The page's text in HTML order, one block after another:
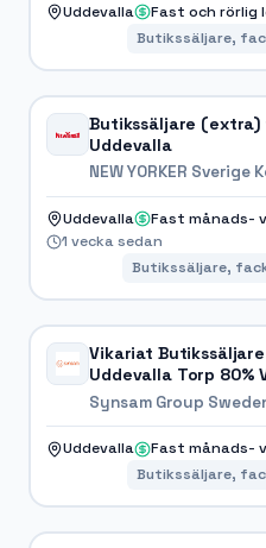
Uddevalla Fast och rörlig
Butikssäljare,
Butikssäljare (extra)
Uddevalla
NEW YORKER
Uddevalla
Fast månads-
1 vecka sedan
Butikssäljare,
Vikariat
Uddevalla Torp 80%
Synsam Group
Uddevalla Fast månads-
Butikssäljare,